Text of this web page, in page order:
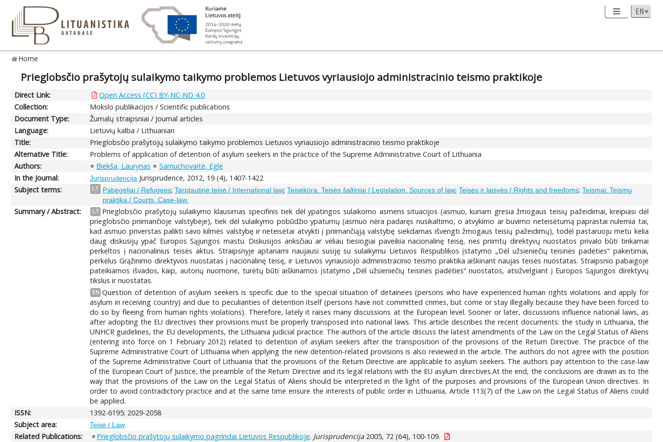
Home
Prieglobsčio prašytojų sulaikymo taikymo problemos Lietuvos vyriausiojo administracinio teismo praktikoje
Direct Link:
Open Access (CC) BY-NC-ND 4.0
Collection:
Mokslo publikacijos / Scientific publications
Document Type:
Žurnalų straipsniai / Journal articles
Language:
Lietuvių kalba / Lithuanian
Title:
Prieglobsčio prašytojų sulaikymo taikymo problemos Lietuvos vyriausiojo administracinio teismo praktikoje
Alternative Title:
Problems of application of detention of asylum seekers in the practice of the Supreme Administrative Court of Lithuania
Authors:
Biekša, Laurynas
Samuchovaitė, Eglė
In the Journal:
Jurisprudencija Jurisprudence, 2012, 19 (4), 1407-1422
Subject terms:
LT Pabėgėliai / Refugees;Tarptautinė teisė / International law;Teisėkūra. Teisės šaltiniai / Legislation. Sources of law;Teisės ir laisvės / Rights and freedoms;Teismai. Teismų
praktika / Courts. Case-law.
Summary / Abstract: LT Prieglobsčio prašytojų sulaikymo klausimas specifinis tiek dėl ypatingos sulaikomo asmens situacijos (asmuo, kuriam gresia žmogaus teisių pažeidimai, kreipiasi dėl
prieglobsčio priimančioje valstybėje), tiek dėl sulaikymo pobūdžio ypatumų (asmuo nėra padaręs nusikaltimo, o atvykimo ar buvimo neteisėtumą paprastai nulemia tai,
kad asmuo priverstas palikti savo kilmės valstybę ir neteisėtai atvykti į priimančiąją valstybę siekdamas išvengti žmogaus teisių pažeidimų), todėl pastaruoju metu kelia
daug diskusijų ypač Europos Sąjungos mastu. Diskusijos anksčiau ar vėliau tiesiogiai paveikia nacionalinę teisę, nes priimtų direktyvų nuostatos privalo būti tinkamai
perkeltos į nacionalinius teisės aktus. Straipsnyje aptariami naujausi susiję su sulaikymu Lietuvos Respublikos įstatymo „Dėl užsieniečių teisinės padėties“ pakeitimai,
perkėlus Grąžinimo direktyvos nuostatas į nacionalinę teisę, ir Lietuvos vyriausiojo administracinio teismo praktika aiškinant naujas teisės nuostatas. Straipsnio pabaigoje
pateikiamos išvados, kaip, autorių nuomone, turėtų būti aiškinamos įstatymo „Dėl užsieniečių teisinės padėties“ nuostatos, atsižvelgiant į Europos Sąjungos direktyvų
tikslus ir nuostatas.
EN Question of detention of asylum seekers is specific due to the special situation of detainees (persons who have experienced human rights violations and apply for
asylum in receiving country) and due to peculiarities of detention itself (persons have not committed crimes, but come or stay illegally because they have been forced to
do so by fleeing from human rights violations). Therefore, lately it raises many discussions at the European level. Sooner or later, discussions influence national laws, as
after adopting the EU directives their provisions must be properly transposed into national laws. This article describes the recent documents: the study in Lithuania, the
UNHCR guidelines, the EU developments, the Lithuania judicial practice. The authors of the article discuss the latest amendments of the Law on the Legal Status of Aliens
(entering into force on 1 February 2012) related to detention of asylum seekers after the transposition of the provisions of the Return Directive. The practice of the
Supreme Administrative Court of Lithuania when applying the new detention-related provisions is also reviewed in the article. The authors do not agree with the position
of the Supreme Administrative Court of Lithuania that the provisions of the Return Directive are applicable to asylum seekers. The authors pay attention to the case-law
of the European Court of Justice, the preamble of the Return Directive and its legal relations with the EU asylum directives.At the end, the conclusions are drawn as to the
way that the provisions of the Law on the Legal Status of Aliens should be interpreted in the light of the purposes and provisions of the European Union directives. In
order to avoid contradictory practice and at the same time ensure the interests of public order in Lithuania, Article 113(7) of the Law on the Legal Status of Aliens could
be applied.
ISSN:
1392-6195; 2029-2058
Subject area:
Teisė / Law
Related Publications: Prieglobsčio prašytojų sulaikymo pagrindai Lietuvos Respublikoje. Jurisprudencija2005, 72 (64), 100-109.